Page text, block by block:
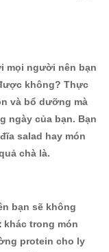
mọi người nên bạn
không? Thực
và bổ dưỡng mà
ngày của bạn. Bạn
salad hay món
chà là.
bạn sẽ không
khác trong món
protein cho ly